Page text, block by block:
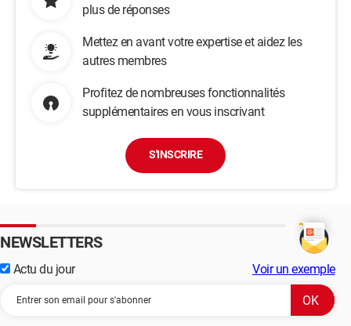
plus de réponses
Mettez en avant votre expertise et aidez les
autres membres
Profitez de nombreuses fonctionnalités
supplémentaires en vous inscrivant
S'INSCRIRE
NEWSLETTERS
Actu du jour Voir un exemple